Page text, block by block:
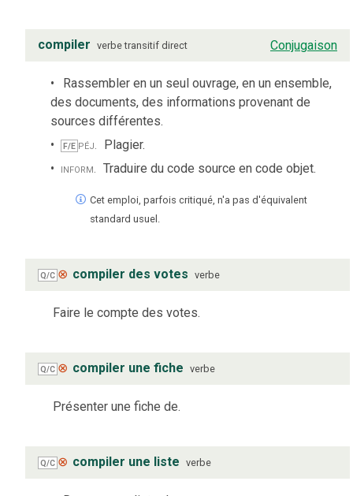
compiler verbe transitif direct Conjugaison
Rassembler en un seul ouvrage, en un ensemble,
des documents, des informations provenant de
sources différentes.
F/E péj. Plagier.
inform. Traduire du code source en code objet.
Cet emploi, parfois critiqué, n'a pas d'équivalent
standard usuel.
Q/C ⊗ compiler des votes verbe
Faire le compte des votes.
Q/C ⊗ compiler une fiche verbe
Présenter une fiche de.
Q/C ⊗ compiler une liste verbe